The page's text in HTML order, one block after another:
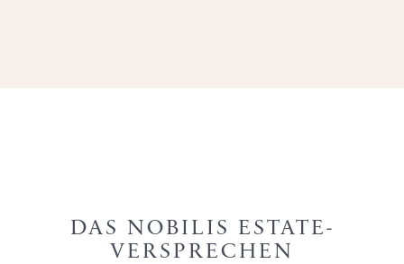
DAS NOBILIS ESTATE-
VERSPRECHEN